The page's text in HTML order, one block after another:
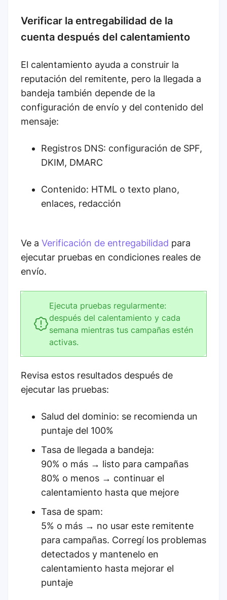
Verificar la entregabilidad de la
cuenta después del calentamiento
El calentamiento ayuda a construir la
reputación del remitente, pero la llegada a
bandeja también depende de la
configuración de envío y del contenido del
mensaje:
Registros DNS: configuración de SPF,
DKIM, DMARC
Contenido: HTML o texto plano,
enlaces, redacción
Ve a Verificación de entregabilidad para
ejecutar pruebas en condiciones reales de
envío.
Ejecuta pruebas regularmente:
después del calentamiento y cada
semana mientras tus campañas estén
activas.
Revisa estos resultados después de
ejecutar las pruebas:
Salud del dominio: se recomienda un
puntaje del 100%
Tasa de llegada a bandeja:
90% o más → listo para campañas
80% o menos → continuar el
calentamiento hasta que mejore
Tasa de spam:
5% o más → no usar este remitente
para campañas. Corregí los problemas
detectados y mantenelo en
calentamiento hasta mejorar el
puntaje